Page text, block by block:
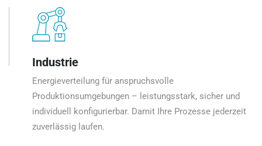
Industrie
Energieverteilung für anspruchsvolle
Produktionsumgebungen – leistungsstark, sicher und
individuell konfigurierbar. Damit Ihre Prozesse jederzeit
zuverlässig laufen.